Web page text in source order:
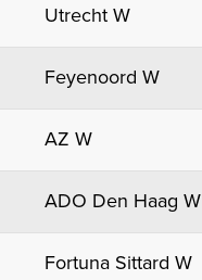
Utrecht W
Feyenoord W
AZ W
ADO Den Haag W
Fortuna Sittard W